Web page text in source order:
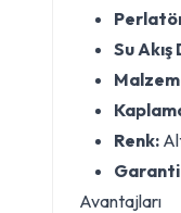
Su Akış
Renk:
Garanti
Avantajları